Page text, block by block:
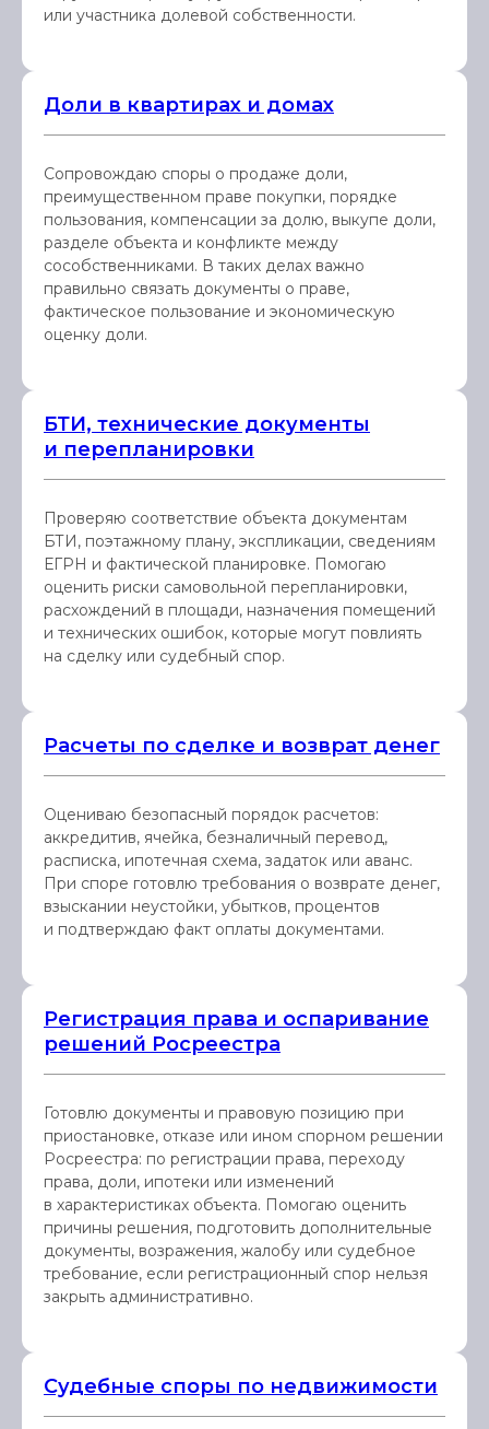
или участника долевой собственности.
Доли в квартирах и домах
Сопровождаю споры о продаже доли,
преимущественном праве покупки, порядке
пользования, компенсации за долю, выкупе доли,
разделе объекта и конфликте между
сособственниками. В таких делах важно
правильно связать документы о праве,
фактическое пользование и экономическую
оценку доли.
БТИ, технические документы
и перепланировки
Проверяю соответствие объекта документам
БТИ, поэтажному плану, экспликации, сведениям
ЕГРН и фактической планировке. Помогаю
оценить риски самовольной перепланировки,
расхождений в площади, назначения помещений
и технических ошибок, которые могут повлиять
на сделку или судебный спор.
Расчеты по сделке и возврат денег
Оцениваю безопасный порядок расчетов:
аккредитив, ячейка, безналичный перевод,
расписка, ипотечная схема, задаток или аванс.
При споре готовлю требования о возврате денег,
взыскании неустойки, убытков, процентов
и подтверждаю факт оплаты документами.
Регистрация права и оспаривание
решений Росреестра
Готовлю документы и правовую позицию при
приостановке, отказе или ином спорном решении
Росреестра: по регистрации права, переходу
права, доли, ипотеки или изменений
в характеристиках объекта. Помогаю оценить
причины решения, подготовить дополнительные
документы, возражения, жалобу или судебное
требование, если регистрационный спор нельзя
закрыть административно.
Судебные споры по недвижимости